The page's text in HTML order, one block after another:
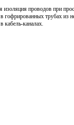
изоляция проводов при
гофрированных трубах из
кабель-каналах.